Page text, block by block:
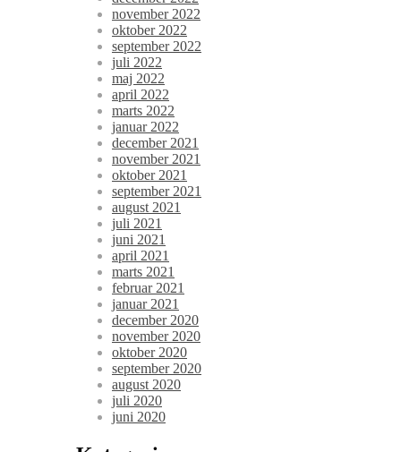
november 2022
oktober 2022
september 2022
juli 2022
maj 2022
april 2022
marts 2022
januar 2022
december 2021
november 2021
oktober 2021
september 2021
august 2021
juli 2021
juni 2021
april 2021
marts 2021
februar 2021
januar 2021
december 2020
november 2020
oktober 2020
september 2020
august 2020
juli 2020
juni 2020